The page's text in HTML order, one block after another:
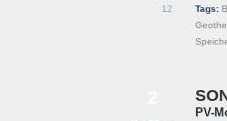
12
Tags:
PV-